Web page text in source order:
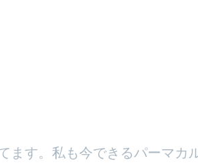
す。私も今できるパーマカ